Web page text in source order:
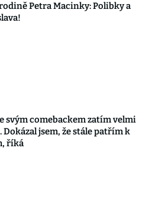
Petra Macinky: Polibky a
svým comebackem zatím velmi
Dokázal jsem, že stále patřím k
říká